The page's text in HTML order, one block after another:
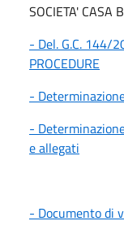
SOCIETA' CASA
- Del. G.C. 144/
PROCEDURE
-
-
e allegati
- Documento di